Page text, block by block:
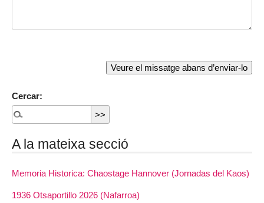
Cercar:
A la mateixa secció
Memoria Historica: Chaostage Hannover (Jornadas del Kaos)
1936 Otsaportillo 2026 (Nafarroa)